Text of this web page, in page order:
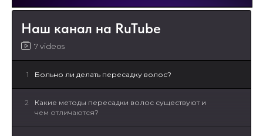
Наш канал на RuTube
7 videos
1 Больно ли делать пересадку волос?
2
Какие методы пересадки волос существуют и
чем отличаются?